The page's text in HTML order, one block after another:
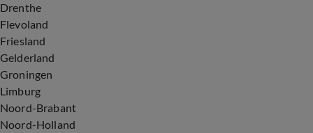
Drenthe
Flevoland
Friesland
Gelderland
Groningen
Limburg
Noord-Brabant
Noord-Holland